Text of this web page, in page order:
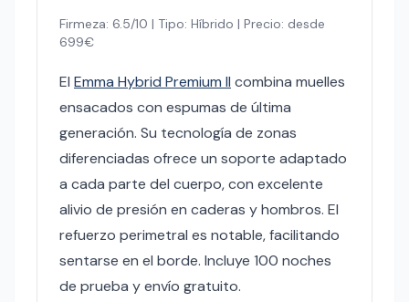
Firmeza: 6.5/10 | Tipo: Híbrido | Precio: desde
699€
El Emma Hybrid Premium II combina muelles
ensacados con espumas de última
generación. Su tecnología de zonas
diferenciadas ofrece un soporte adaptado
a cada parte del cuerpo, con excelente
alivio de presión en caderas y hombros. El
refuerzo perimetral es notable, facilitando
sentarse en el borde. Incluye 100 noches
de prueba y envío gratuito.